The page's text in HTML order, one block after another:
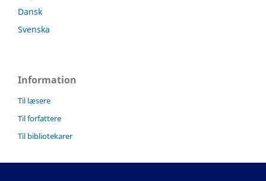
Dansk
Svenska
Information
Til læsere
Til forfattere
Til bibliotekarer